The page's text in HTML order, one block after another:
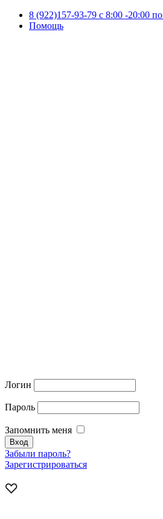
8 (922)157-93-79 c 8:00 -20:00
Помощь
Логин
Пароль
Запомнить меня
Забыли пароль?
Зарегистрироваться